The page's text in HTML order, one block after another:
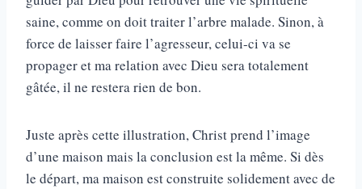
saine, comme on doit traiter l’arbre malade. Sinon, à
force de laisser faire l’agresseur, celui-ci va se
propager et ma relation avec Dieu sera totalement
gâtée, il ne restera rien de bon.
Juste après cette illustration, Christ prend l’image
d’une maison mais la conclusion est la même. Si dès
le départ, ma maison est construite solidement avec de